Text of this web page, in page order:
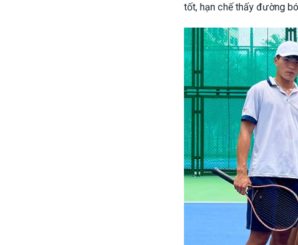
tốt, hạn chế thấy đường